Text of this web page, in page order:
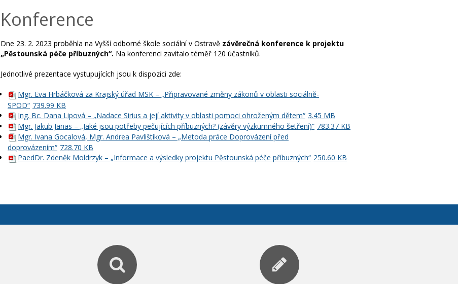
Konference
Dne 23. 2. 2023 proběhla na Vyšší odborné škole sociální v Ostravě závěrečná konference k projektu
„Pěstounská péče příbuzných“. Na konferenci zavítalo téměř 120 účastníků.
Jednotlivé prezentace vystupujících jsou k dispozici zde:
Mgr. Eva Hrbáčková za Krajský úřad MSK – „Připravované změny zákonů v oblasti sociálně-
SPOD“ 739.99 KB
Ing. Bc. Dana Lipová – „Nadace Sirius a její aktivity v oblasti pomoci ohroženým dětem“ 3.45 MB
Mgr. Jakub Janas – „Jaké jsou potřeby pečujících příbuzných? (závěry výzkumného šetření)“ 783.37 KB
Mgr. Ivana Gocalová, Mgr. Andrea Pavlištíková – „Metoda práce Doprovázení před
doprovázením“ 728.70 KB
PaedDr. Zdeněk Moldrzyk – „Informace a výsledky projektu Pěstounská péče příbuzných“ 250.60 KB